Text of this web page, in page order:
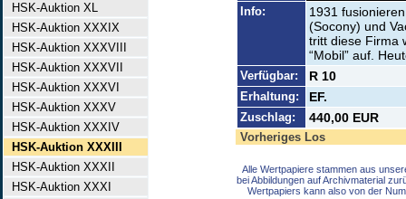
HSK-Auktion XL
HSK-Auktion XXXIX
HSK-Auktion XXXVIII
HSK-Auktion XXXVII
HSK-Auktion XXXVI
HSK-Auktion XXXV
HSK-Auktion XXXIV
HSK-Auktion XXXIII
HSK-Auktion XXXII
HSK-Auktion XXXI
Info:
1931
(Socony) und
tritt diese Firma
“Mobil” auf.
Verfügbar: R 10
Erhaltung: EF.
Zuschlag: 440,00 EUR
Vorheriges Los
Alle Wertpapiere stammen aus
bei Abbildungen auf Archivmaterial
Wertpapiers kann also von der